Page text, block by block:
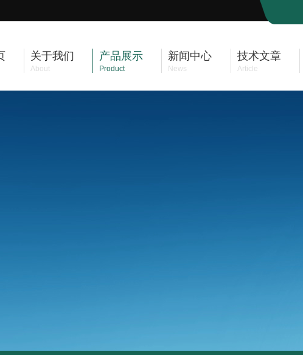
关于我们
About
产品展示
Product
新闻中心
News
技术文章
Article